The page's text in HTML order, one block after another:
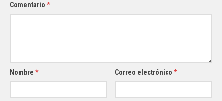
Comentario *
Nombre * Correo electrónico*